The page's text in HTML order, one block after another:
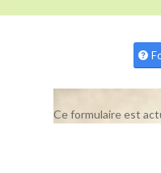
Ce formulaire est